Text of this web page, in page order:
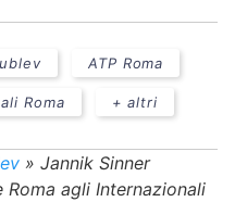
ATP Roma
Roma + altri
» Jannik Sinner
agli Internazionali